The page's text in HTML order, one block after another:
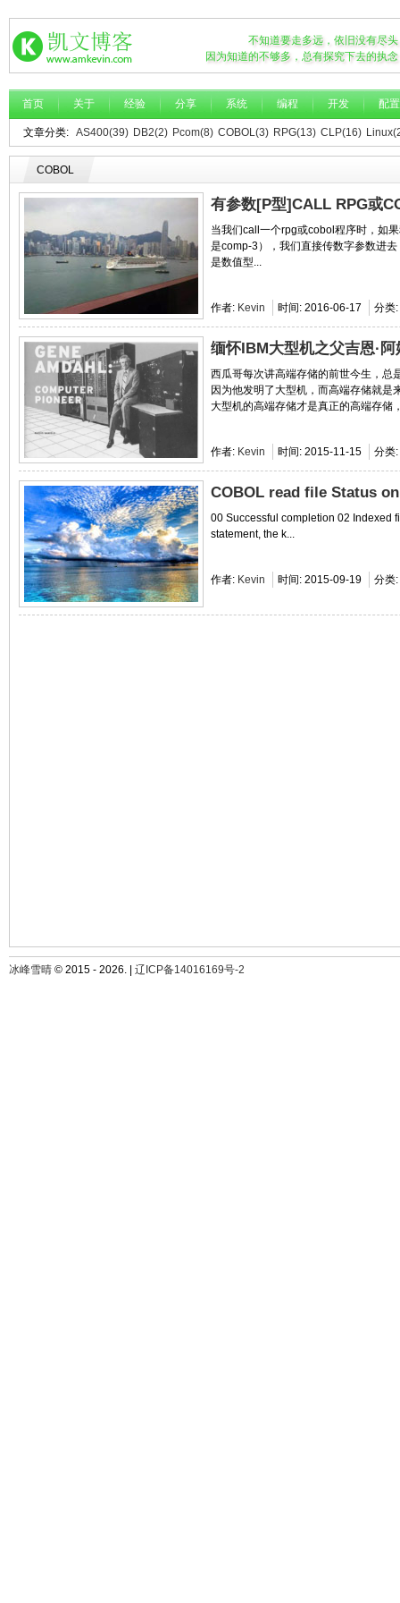
不知道要走多远，依旧没有尽头
因为知道的不够多，总有探究下去的执念
首页 关于 经验 分享 系统 编程 开发 配置
文章分类: AS400(39) DB2(2) Pcom(8) COBOL(3) RPG(13) CLP(16)
COBOL
有参数[P型]CALL RPG或
当我们call一个rpg或cobol程序时，如
是comp-3），我们直接传数字参数进
是数值型...
作者: Kevin 时间: 2016-06-17 分类:
缅怀IBM大型机之父吉恩·
西瓜哥每次讲高端存储的前世今生，
因为他发明了大型机，而高端存储就是
大型机的高端存储才是真正的高端存储
作者: Kevin 时间: 2015-11-15 分类:
COBOL read file Status
00 Successful completion 02 Indexed
statement, the k...
作者: Kevin 时间: 2015-09-19 分类:
冰峰雪晴 © 2015 - 2026. | 辽ICP备14016169号-2